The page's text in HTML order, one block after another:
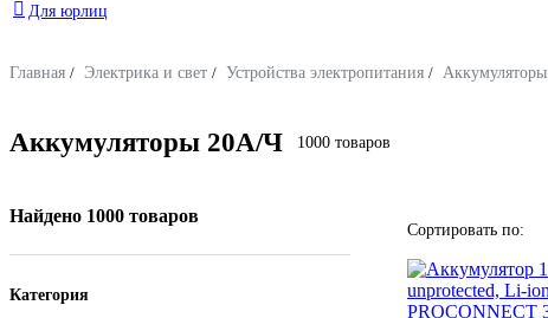
Для юрлиц
Главная / Электрика и свет / Устройства электропитания / Аккумуляторы
Аккумуляторы 20А/Ч 1000 товаров
Найдено 1000 товаров
Категория
Сортировать по: